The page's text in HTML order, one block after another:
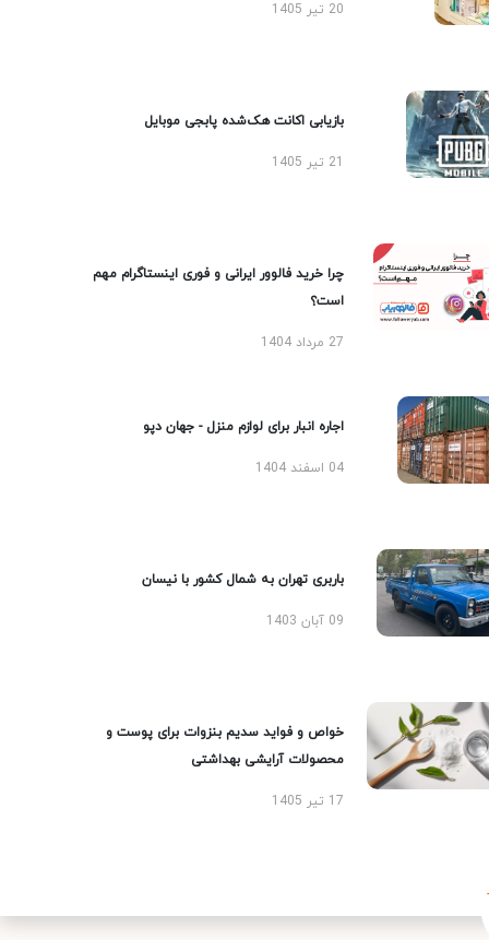
20 تیر 1405
بازیابی اکانت هک‌شده پابجی موبایل
چرا خرید فالوور ایرانی و فوری اینستاگرام مهم
است؟
27 مرداد 1404
اجاره انبار برای لوازم منزل - جهان دپو
04 اسفند 1404
باربری تهران به شمال کشور با نیسان
09 آبان 1403
خواص و فواید سدیم بنزوات برای پوست و
محصولات آرایشی بهداشتی
17 تیر 1405